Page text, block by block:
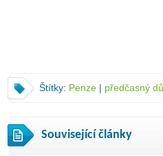
Štítky: Penze | předčasný
Související články